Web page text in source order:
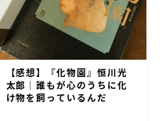
【感想】『化物園』恒川光
太郎｜誰もが心のうちに化
け物を飼っているんだ